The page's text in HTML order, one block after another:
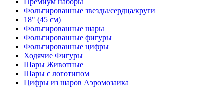
Фольгированные звезды/сердца/круги
18" (45 см)
Фольгированные шары
Фольгированные фигуры
Фольгированные цифры
Ходячие Фигуры
Шары Животные
Шары с логотипом
Цифры из шаров Аэромозаика